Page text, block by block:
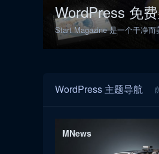
WordPress 免费杂
Start Magazine 是一个干净而美丽的
报纸、新闻门户网站、编辑、博主和内
WordPress 主题导航
MNews